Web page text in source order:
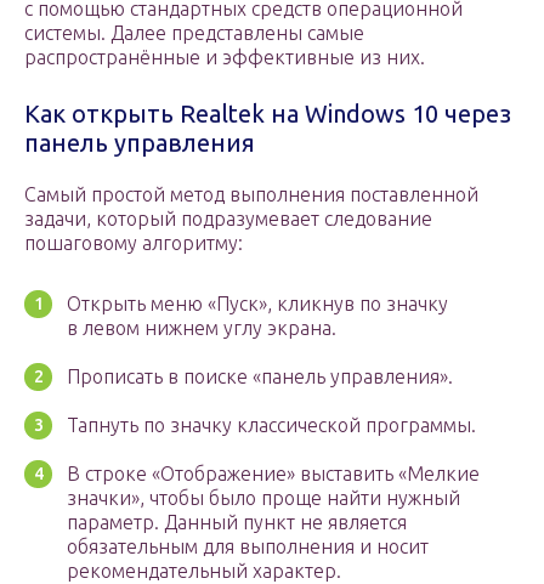
с помощью стандартных средств операционной
системы. Далее представлены самые
распространённые и эффективные из них.
Как открыть Realtek на Windows 10 через
панель управления
Самый простой метод выполнения поставленной
задачи, который подразумевает следование
пошаговому алгоритму:
Открыть меню «Пуск», кликнув по значку
в левом нижнем углу экрана.
Прописать в поиске «панель управления».
Тапнуть по значку классической программы.
В строке «Отображение» выставить «Мелкие
значки», чтобы было проще найти нужный
параметр. Данный пункт не является
обязательным для выполнения и носит
рекомендательный характер.